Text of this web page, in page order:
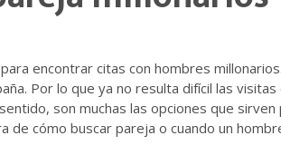
encontrar citas con hombres
Por lo que ya no resulta difícil las
son muchas las opciones que
de cómo buscar pareja o cuando un